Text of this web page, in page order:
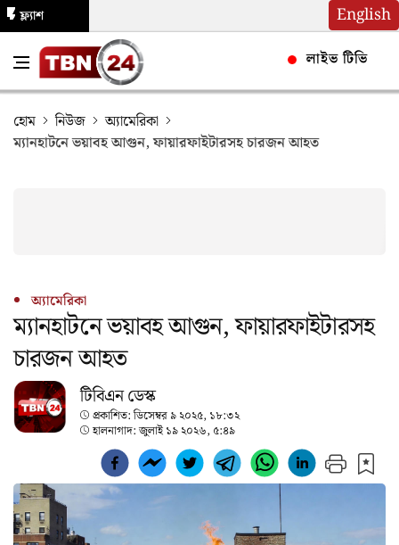
English
ফ্ল্যাশ
লাইভ টিভি
হোম নিউজ
অ্যামেরিকা
ম্যানহাটনে ভয়াবহ আগুন, ফায়ারফাইটারসহ চারজন আহত
অ্যামেরিকা
ম্যানহাটনে ভয়াবহ আগুন, ফায়ারফাইটারসহ
চারজন আহত
টিবিএন ডেস্ক
প্রকাশিত:ডিসেম্বর ৯ ২০২৫, ১৮:৩২
হালনাগাদ:জুলাই ১৯ ২০২৬, ৫:৪৯